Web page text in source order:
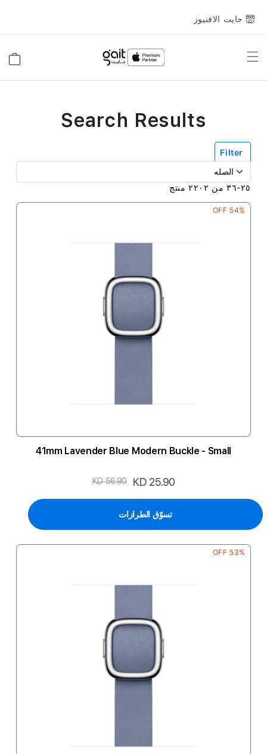
جايت الافنيوز
Toggle
Filter
٢٥-٣٦ من ٢٢٠٢منتج
54% OFF
41mm Lavender Blue Modern Buckle - Small
السعر
KD 25.90
KD 56.90
تسوّق الطرازات
53% OFF
Search Results